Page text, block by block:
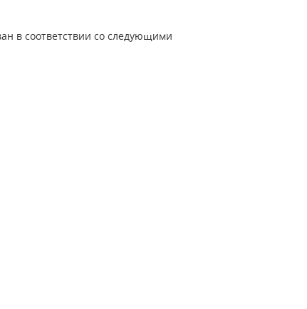
в соответствии со следующими